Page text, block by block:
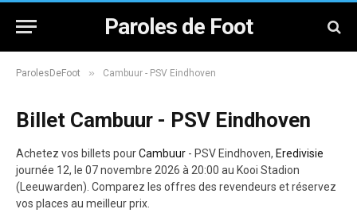
Paroles de Foot
ParolesDeFoot » Cambuur - PSV Eindhoven
Billet Cambuur - PSV Eindhoven
Achetez vos billets pourCambuur - PSV Eindhoven, Eredivisie
journée 12, le 07 novembre 2026 à 20:00 au Kooi Stadion
(Leeuwarden). Comparez les offres des revendeurs et réservez
vos places au meilleur prix.